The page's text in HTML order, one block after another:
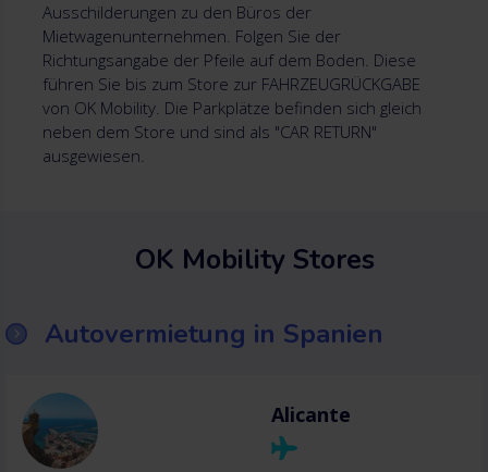
Ausschilderungen zu den Büros der
Mietwagenunternehmen. Folgen Sie der
Richtungsangabe der Pfeile auf dem Boden. Diese
führen Sie bis zum Store zur FAHRZEUGRÜCKGABE
von OK Mobility. Die Parkplätze befinden sich gleich
neben dem Store und sind als "CAR RETURN"
ausgewiesen.
OK Mobility Stores
Autovermietung in Spanien
Alicante